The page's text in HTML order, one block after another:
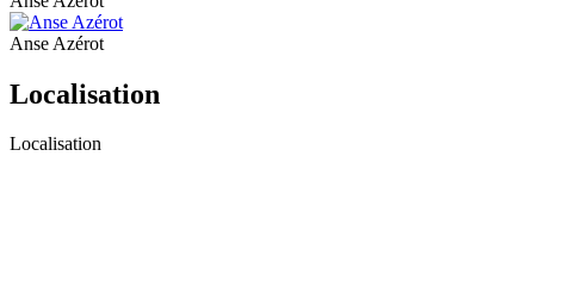
Anse Azérot
Localisation
Localisation